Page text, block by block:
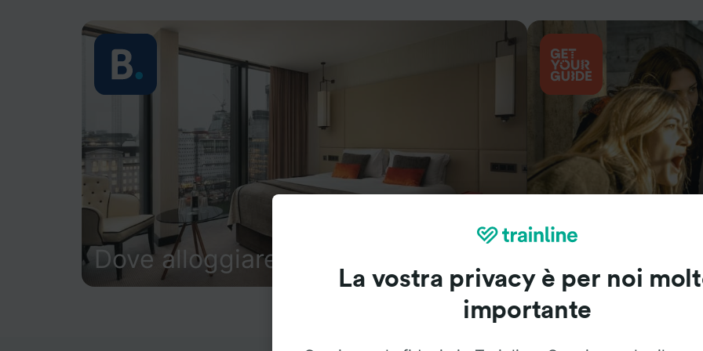
Dove alloggiare
La vostra privacy è per noi
importante